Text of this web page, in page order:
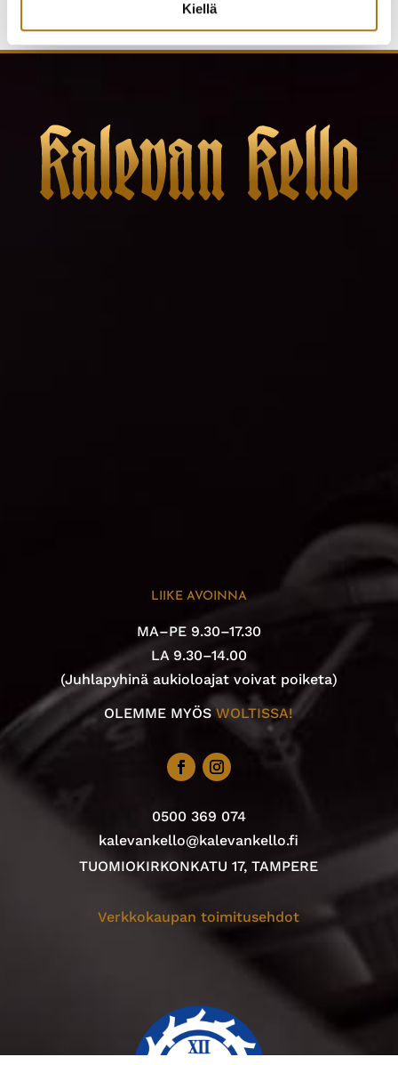
Kiellä
LIIKE AVOINNA
MA–PE 9.30–17.30
LA 9.30–14.00
(Juhlapyhinä aukioloajat voivat poiketa)
OLEMME MYÖSWOLTISSA!
0500 369 074
kalevankello@kalevankello.fi
TUOMIOKIRKONKATU 17, TAMPERE
Verkkokaupan toimitusehdot